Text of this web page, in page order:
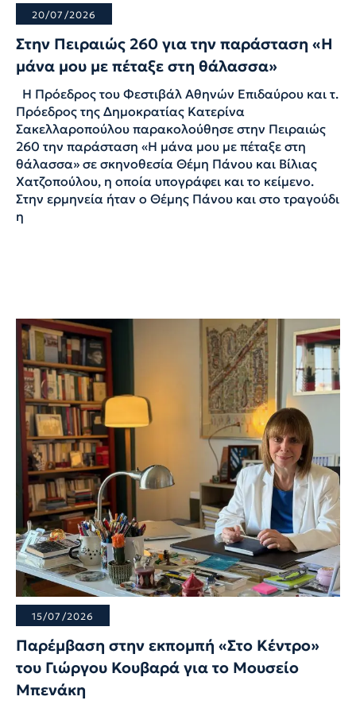
20/07/2026
Στην Πειραιώς 260 για την παράσταση «Η
μάνα μου με πέταξε στη θάλασσα»
Η Πρόεδρος του Φεστιβάλ Αθηνών Επιδαύρου και τ.
Πρόεδρος της Δημοκρατίας Κατερίνα
Σακελλαροπούλου παρακολούθησε στην Πειραιώς
260 την παράσταση «Η μάνα μου με πέταξε στη
θάλασσα» σε σκηνοθεσία Θέμη Πάνου και Βίλιας
Χατζοπούλου, η οποία υπογράφει και το κείμενο.
Στην ερμηνεία ήταν ο Θέμης Πάνου και στο τραγούδι
η
15/07/2026
Παρέμβαση στην εκπομπή «Στο Κέντρο»
του Γιώργου Κουβαρά για το Μουσείο
Μπενάκη